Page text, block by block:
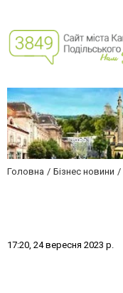
Головна Бізнес новини
17:20, 24вересня 2023 р.